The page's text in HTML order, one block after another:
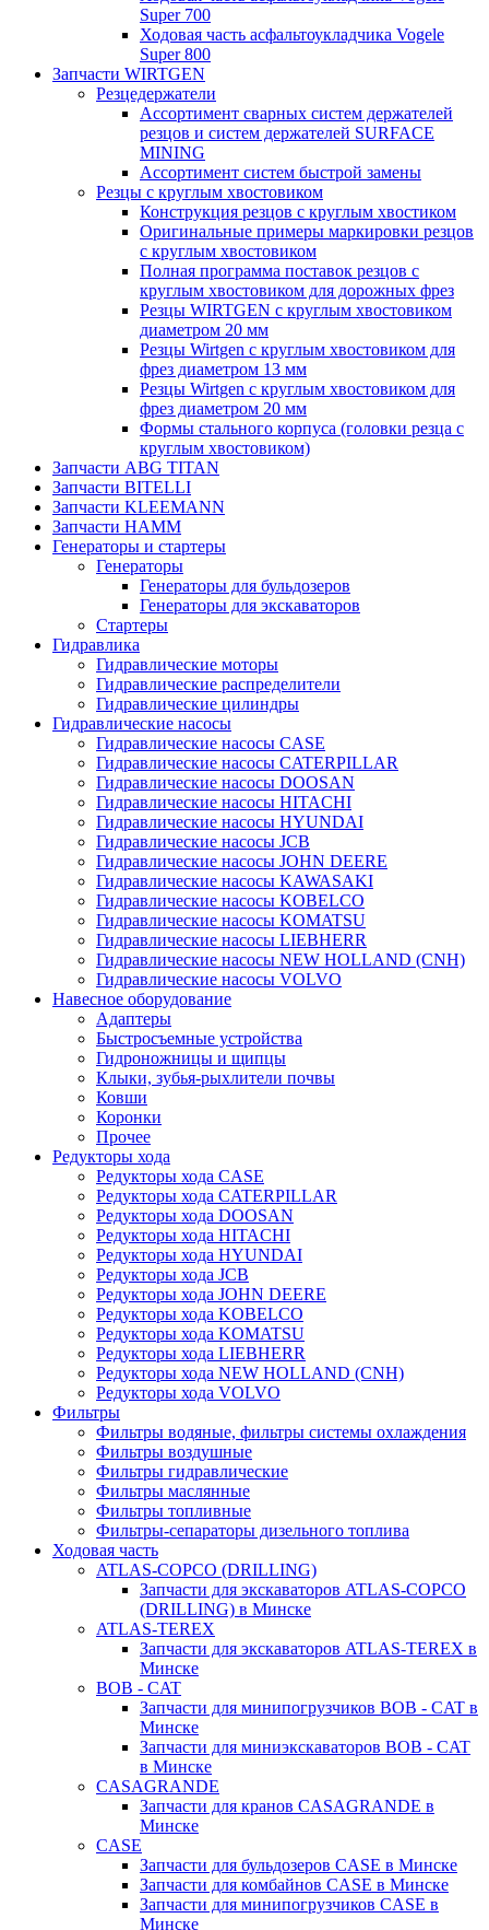
Super 700
Ходовая часть асфальтоукладчика Vogele
Super 800
Запчасти WIRTGEN
Резцедержатели
Ассортимент сварных систем держателей
резцов и систем держателей SURFACE
MINING
Ассортимент систем быстрой замены
Резцы с круглым хвостовиком
Конструкция резцов с круглым хвостиком
Оригинальные примеры маркировки резцов
с круглым хвостовиком
Полная программа поставок резцов с
круглым хвостовиком для дорожных фрез
Резцы WIRTGEN с круглым хвостовиком
диаметром 20 мм
Резцы Wirtgen с круглым хвостовиком для
фрез диаметром 13 мм
Резцы Wirtgen с круглым хвостовиком для
фрез диаметром 20 мм
Формы стального корпуса (головки резца с
круглым хвостовиком)
Запчасти ABG TITAN
Запчасти BITELLI
Запчасти KLEEMANN
Запчасти HAMM
Генераторы и стартеры
Генераторы
Генераторы для бульдозеров
Генераторы для экскаваторов
Стартеры
Гидравлика
Гидравлические моторы
Гидравлические распределители
Гидравлические цилиндры
Гидравлические насосы
Гидравлические насосы CASE
Гидравлические насосы CATERPILLAR
Гидравлические насосы DOOSAN
Гидравлические насосы HITACHI
Гидравлические насосы HYUNDAI
Гидравлические насосы JCB
Гидравлические насосы JOHN DEERE
Гидравлические насосы KAWASAKI
Гидравлические насосы KOBELCO
Гидравлические насосы KOMATSU
Гидравлические насосы LIEBHERR
Гидравлические насосы NEW HOLLAND (CNH)
Гидравлические насосы VOLVO
Навесное оборудование
Адаптеры
Быстросъемные устройства
Гидроножницы и щипцы
Клыки, зубья-рыхлители почвы
Ковши
Коронки
Прочее
Редукторы хода
Редукторы хода CASE
Редукторы хода CATERPILLAR
Редукторы хода DOOSAN
Редукторы хода HITACHI
Редукторы хода HYUNDAI
Редукторы хода JCB
Редукторы хода JOHN DEERE
Редукторы хода KOBELCO
Редукторы хода KOMATSU
Редукторы хода LIEBHERR
Редукторы хода NEW HOLLAND (CNH)
Редукторы хода VOLVO
Фильтры
Фильтры водяные, фильтры системы охлаждения
Фильтры воздушные
Фильтры гидравлические
Фильтры маслянные
Фильтры топливные
Фильтры-сепараторы дизельного топлива
Ходовая часть
ATLAS-COPCO (DRILLING)
Запчасти для экскаваторов ATLAS-COPCO
(DRILLING) в Минске
ATLAS-TEREX
Запчасти для экскаваторов ATLAS-TEREX в
Минске
BOB - CAT
Запчасти для минипогрузчиков BOB - CAT в
Минске
Запчасти для миниэкскаваторов BOB - CAT
в Минске
CASAGRANDE
Запчасти для кранов CASAGRANDE в
Минске
CASE
Запчасти для бульдозеров CASE в Минске
Запчасти для комбайнов CASE в Минске
Запчасти для минипогрузчиков CASE в
Минске